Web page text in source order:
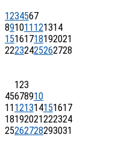
1234567
891011 121314
15161718192021
22232425262728
123
45678910
11 121314151617
18192021222324
25262728293031